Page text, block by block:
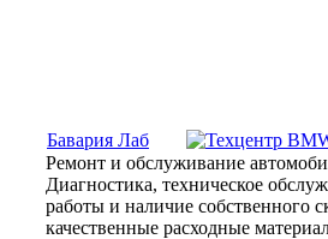
Бавария Лаб
Ремонт и обслуживание
Диагностика, техническое
работы и наличие собственного
качественные расходные